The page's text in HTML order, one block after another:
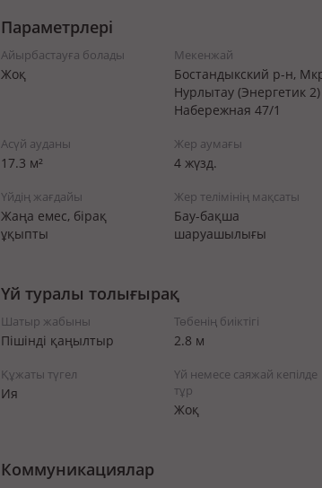
Параметрлері
Айырбастауға болады
Жоқ
Мекенжай
Бостандыкский р-н,
Нурлытау (Энергетик 2)
Набережная 47/1
Асүй ауданы
17.3 м²
Жер аумағы
4 жүзд.
Үйдің жағдайы
Жаңа емес, бірақ
ұқыпты
Жер телімінің мақсаты
Бау-бақша
шаруашылығы
Үй туралы толығырақ
Шатыр жабыны
Пішінді қаңылтыр
Төбенің биіктігі
2.8 м
Құжаты түгел
Ия
Үй немесе саяжай кепілде
тұр
Жоқ
Коммуникациялар